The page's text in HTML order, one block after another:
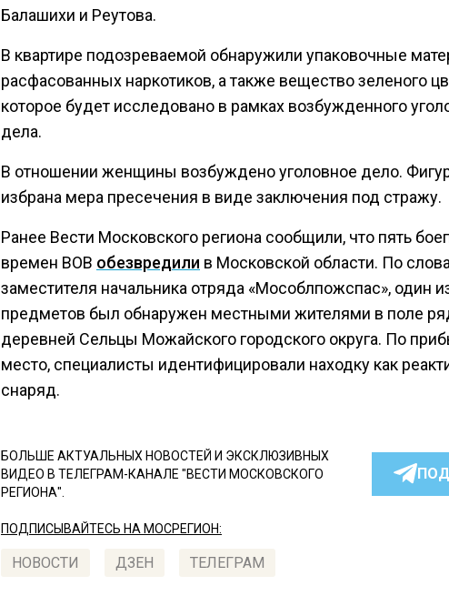
Балашихи и Реутова.
В квартире подозреваемой обнаружили упаковочные
расфасованных наркотиков, а также вещество зеленого
которое будет исследовано в рамках возбужденного
дела.
В отношении женщины возбуждено уголовное дело.
избрана мера пресечения в виде заключения под стражу.
Ранее Вести Московского региона сообщили, что пять
времен ВОВ обезвредили в Московской области. По
заместителя начальника отряда «Мособлпожспас», один
предметов был обнаружен местными жителями в поле
деревней Сельцы Можайского городского округа. По
место, специалисты идентифицировали находку как
снаряд.
БОЛЬШЕ АКТУАЛЬНЫХ НОВОСТЕЙ И ЭКСКЛЮЗИВНЫХ
ВИДЕО В ТЕЛЕГРАМ-КАНАЛЕ "ВЕСТИ МОСКОВСКОГО
РЕГИОНА".
ПОДПИСЫВАЙТЕСЬ НА МОСРЕГИОН:
НОВОСТИ ДЗЕН ТЕЛЕГРАМ